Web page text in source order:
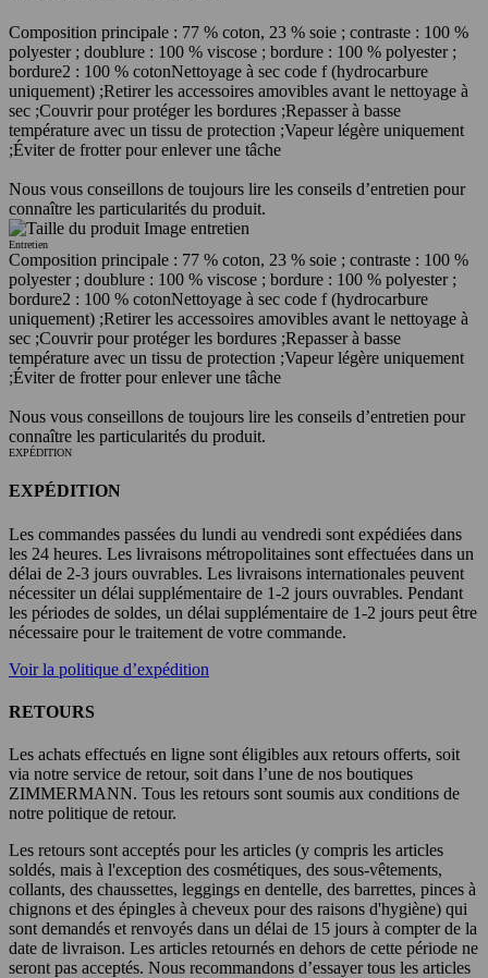
Composition principale : 77 % coton, 23 % soie ; contraste : 100 %
polyester ; doublure : 100 % viscose ; bordure : 100 % polyester ;
bordure2 : 100 % cotonNettoyage à sec code f (hydrocarbure
uniquement) ;Retirer les accessoires amovibles avant le nettoyage à
sec ;Couvrir pour protéger les bordures ;Repasser à basse
température avec un tissu de protection ;Vapeur légère uniquement
;Éviter de frotter pour enlever une tâche
Nous vous conseillons de toujours lire les conseils d’entretien pour
connaître les particularités du produit.
Entretien
Composition principale : 77 % coton, 23 % soie ; contraste : 100 %
polyester ; doublure : 100 % viscose ; bordure : 100 % polyester ;
bordure2 : 100 % cotonNettoyage à sec code f (hydrocarbure
uniquement) ;Retirer les accessoires amovibles avant le nettoyage à
sec ;Couvrir pour protéger les bordures ;Repasser à basse
température avec un tissu de protection ;Vapeur légère uniquement
;Éviter de frotter pour enlever une tâche
Nous vous conseillons de toujours lire les conseils d’entretien pour
connaître les particularités du produit.
EXPÉDITION
EXPÉDITION
Les commandes passées du lundi au vendredi sont expédiées dans
les 24 heures. Les livraisons métropolitaines sont effectuées dans un
délai de 2-3 jours ouvrables. Les livraisons internationales peuvent
nécessiter un délai supplémentaire de 1-2 jours ouvrables. Pendant
les périodes de soldes, un délai supplémentaire de 1-2 jours peut être
nécessaire pour le traitement de votre commande.
Voir la politique d’expédition
RETOURS
Les achats effectués en ligne sont éligibles aux retours offerts, soit
via notre service de retour, soit dans l’une de nos boutiques
ZIMMERMANN. Tous les retours sont soumis aux conditions de
notre politique de retour.
Les retours sont acceptés pour les articles (y compris les articles
soldés, mais à l'exception des cosmétiques, des sous-vêtements,
collants, des chaussettes, leggings en dentelle, des barrettes, pinces à
chignons et des épingles à cheveux pour des raisons d'hygiène) qui
sont demandés et renvoyés dans un délai de 15 jours à compter de la
date de livraison. Les articles retournés en dehors de cette période ne
seront pas acceptés. Nous recommandons d’essayer tous les articles